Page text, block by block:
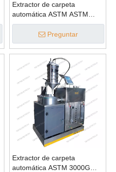
Extractor de carpeta
automática ASTM ASTM
para la máquina de prueba
de contenido de betún
Preguntar
Extractor de carpeta
automática ASTM 3000G